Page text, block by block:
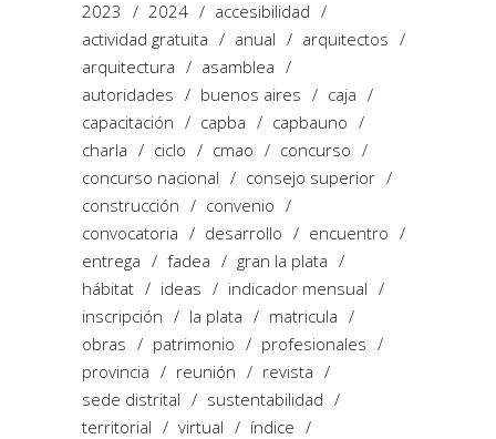
2023 2024
accesibilidad
actividad gratuita
anual
arquitectos
arquitectura
asamblea
autoridades
buenos aires
caja
capacitación
capba
capbauno
charla
ciclo cmao
concurso
concurso nacional
consejo superior
construcción
convenio
convocatoria
desarrollo
encuentro
entrega
fadea
gran la plata
hábitat
ideas
indicador mensual
inscripción
la plata
matricula
obras
patrimonio
profesionales
provincia
reunión
revista
sede distrital
sustentabilidad
territorial
virtual índice